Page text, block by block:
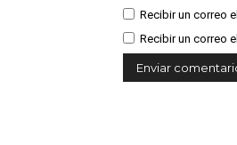
Recibir un correo
Recibir un correo